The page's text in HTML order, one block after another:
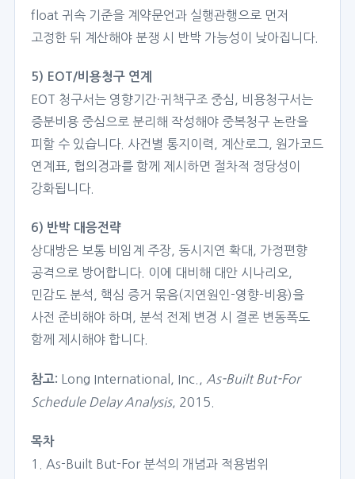
float 귀속 기준을 계약문언과 실행관행으로 먼저
고정한 뒤 계산해야 분쟁 시 반박 가능성이 낮아집니다.
5) EOT/비용청구 연계
EOT 청구서는 영향기간·귀책구조 중심, 비용청구서는
증분비용 중심으로 분리해 작성해야 중복청구 논란을
피할 수 있습니다. 사건별 통지이력, 계산로그, 원가코드
연계표, 협의경과를 함께 제시하면 절차적 정당성이
강화됩니다.
6) 반박 대응전략
상대방은 보통 비임계 주장, 동시지연 확대, 가정편향
공격으로 방어합니다. 이에 대비해 대안 시나리오,
민감도 분석, 핵심 증거 묶음(지연원인-영향-비용)을
사전 준비해야 하며, 분석 전제 변경 시 결론 변동폭도
함께 제시해야 합니다.
참고: Long International, Inc.,
As-Built But-For
Schedule Delay Analysis, 2015.
목차
1. As-Built But-For 분석의 개념과 적용범위